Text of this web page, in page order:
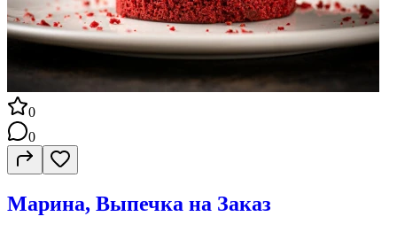
0
0
Марина, Выпечка на Заказ